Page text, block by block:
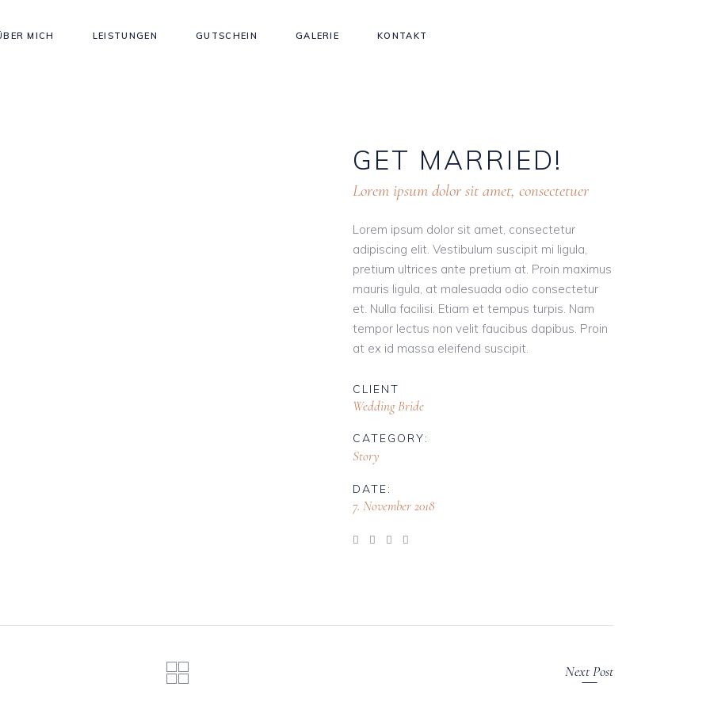
MICH LEISTUNGEN GUTSCHEIN GALERIE KONTAKT
GET MARRIED!
Lorem ipsum dolor sit amet, consectetuer
Lorem ipsum dolor sit amet, consectetur
adipiscing elit. Vestibulum suscipit mi ligula,
pretium ultrices ante pretium at. Proin maximus
mauris ligula, at malesuada odio consectetur
et. Nulla facilisi. Etiam et tempus turpis. Nam
tempor lectus non velit faucibus dapibus. Proin
at ex id massa eleifend suscipit.
CLIENT
Wedding Bride
CATEGORY:
Story
DATE:
7. November 2018
Next Post